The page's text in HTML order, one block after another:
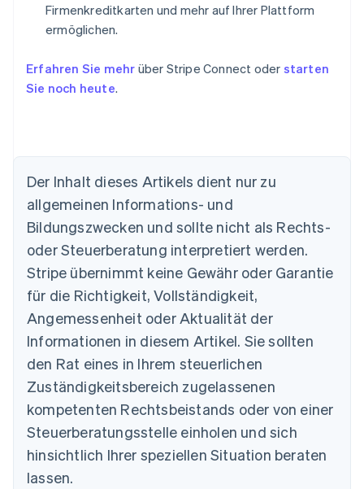
Firmenkreditkarten und mehr auf Ihrer Plattform
ermöglichen.
Erfahren Sie mehr über Stripe Connect oder starten
Sie noch heute.
Der Inhalt dieses Artikels dient nur zu
allgemeinen Informations- und
Bildungszwecken und sollte nicht als Rechts-
oder Steuerberatung interpretiert werden.
Stripe übernimmt keine Gewähr oder Garantie
für die Richtigkeit, Vollständigkeit,
Angemessenheit oder Aktualität der
Informationen in diesem Artikel. Sie sollten
den Rat eines in Ihrem steuerlichen
Zuständigkeitsbereich zugelassenen
kompetenten Rechtsbeistands oder von einer
Steuerberatungsstelle einholen und sich
hinsichtlich Ihrer speziellen Situation beraten
lassen.
Australien
English
Nederlands FrançaisDeutschEnglish
Brasilien
English
Bulgarien
English
Dänemark
Deutschland
DeutschEnglish
Estland
English
Festlandchina
简体中文